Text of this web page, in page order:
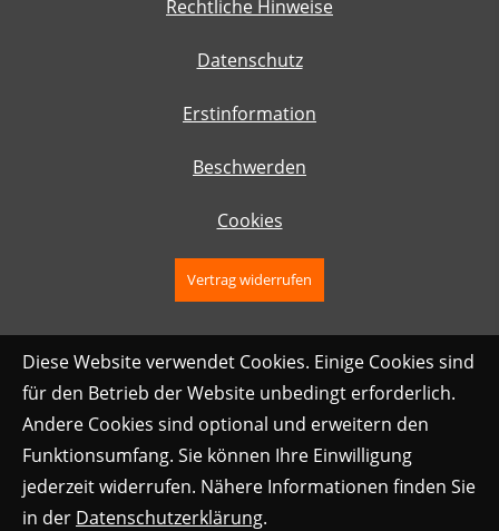
Rechtliche Hinweise
Datenschutz
Erstinformation
Beschwerden
Cookies
Vertrag widerrufen
Diese Website verwendet Cookies. Einige Cookies sind
für den Betrieb der Website unbedingt erforderlich.
Andere Cookies sind optional und erweitern den
Funktionsumfang. Sie können Ihre Einwilligung
jederzeit widerrufen. Nähere Informationen finden Sie
in der Datenschutzerklärung.